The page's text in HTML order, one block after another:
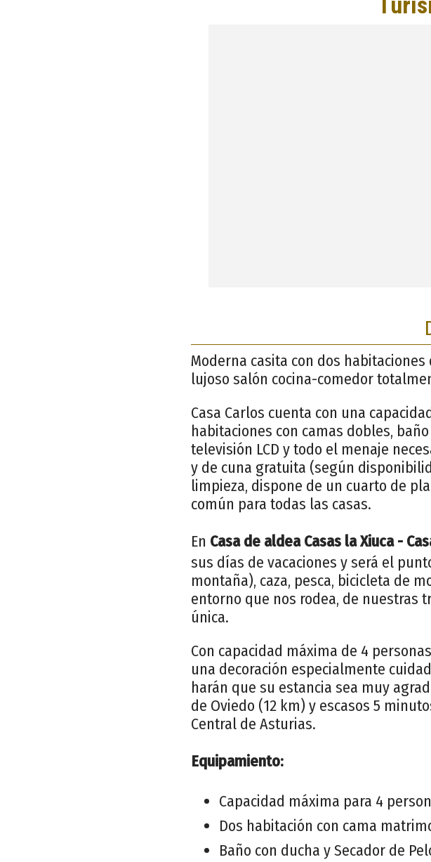
Moderna casita con dos
lujoso salón cocina-comedor
Casa Carlos cuenta con una
habitaciones con camas dobles,
televisión LCD y todo el menaje
y de cuna gratuita (según
limpieza, dispone de un cuarto de
común para todas las casas.
En Casa de aldea Casas la Xiuca -
sus días de vacaciones y será el
montaña), caza, pesca, bicicleta de
entorno que nos rodea, de nuestras
única.
Con capacidad máxima de 4
una decoración especialmente
harán que su estancia sea muy
de Oviedo (12 km) y escasos 5
Central de Asturias.
Equipamiento:
Capacidad máxima para 4
Dos habitación con cama
Baño con ducha y Secador de